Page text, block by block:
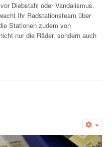
Diebstahl oder Vandalismus.
Ihr Radstationsteam über
Stationen zudem von
nur die Räder, sondern auch